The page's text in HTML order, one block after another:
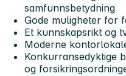
samfunnsbetydning
Gode muligheter for
Et kunnskapsrikt og
Moderne
Konkurransedyktige
og